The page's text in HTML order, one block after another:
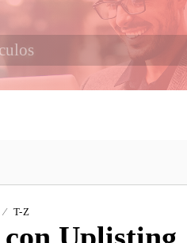
T-Z
Uplisting